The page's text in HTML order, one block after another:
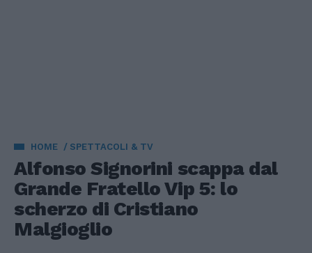
HOME SPETTACOLI & TV
Alfonso Signorini scappa dal
Grande Fratello Vip 5: lo
scherzo di Cristiano
Malgioglio